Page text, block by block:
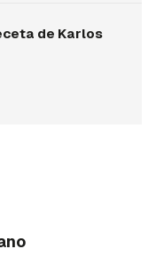
de Karlos